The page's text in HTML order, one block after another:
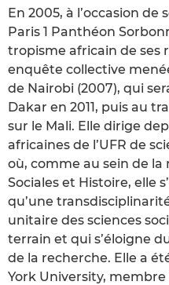
En 2005, à l’occasion de
Paris 1 Panthéon
tropisme africain de ses
enquête collective
de Nairobi (2007), qui
Dakar en 2011, puis au
sur le Mali. Elle dirige
africaines de l’UFR de
où, comme au sein de la
Sociales et Histoire, elle
qu’une
unitaire des sciences
terrain et qui s’éloigne
de la recherche. Elle a
York University,